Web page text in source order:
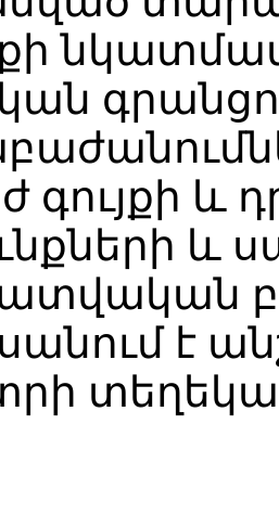
գույքի և
և
է